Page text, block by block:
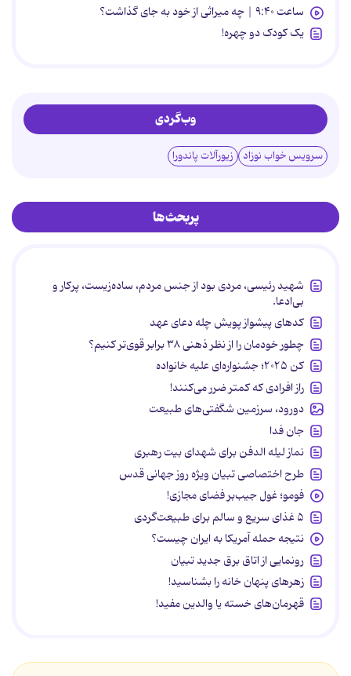
ساعت ۹:۴۰ | چه میراثی از خود به جای گذاشت؟
یک کودک دو چهره!
وب‌گردی
سرویس خواب نوزاد زیورآلات پاندورا
پربحث‌ها
شهید رئیسی، مردی بود از جنس مردم، ساده‌زیست، پرکار و
بی‌ادعا.
کدهای پیشواز پویش چله دعای عهد
چطور خودمان را از نظر ذهنی ۳۸ برابر قوی‌تر کنیم؟
کن ۲۰۲۵؛ جشنواره‌ای علیه خانواده
راز افرادی که کمتر ضرر می‌کنند!
دورود، سرزمین شگفتی‌های طبیعت
جان فدا
نماز لیله الدفن برای شهدای بیت رهبری
طرح اختصاصی تبیان ویژه روز جهانی قدس
فومو؛ غول جیب‌بر فضای مجازی!
۵ غذای سریع و سالم برای طبیعت‌گردی
نتیجه حمله آمریکا به ایران چیست؟
رونمایی از اتاق برق جدید تبیان
زهرهای پنهان خانه را بشناسید!
قهرمان‌های خسته یا والدین مفید!